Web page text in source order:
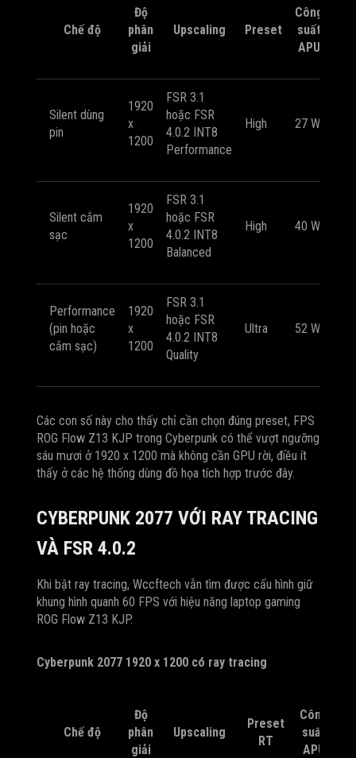
Chế độ
Độ
phân
giải
Upscaling Preset
Công
suất
APU
Silent dùng
pin
1920
x
1200
FSR 3.1
hoặc FSR
4.0.2 INT8
Performance
High 27 W
Silent cắm
sạc
1920
x
1200
FSR 3.1
hoặc FSR
4.0.2 INT8
Balanced
High 40 W
Performance
(pin hoặc
cắm sạc)
1920
x
1200
FSR 3.1
hoặc FSR
4.0.2 INT8
Quality
Ultra 52 W
Các con số này cho thấy chỉ cần chọn đúng preset, FPS
ROG Flow Z13 KJP trong Cyberpunk có thể vượt ngưỡng
sáu mươi ở 1920 x 1200 mà không cần GPU rời, điều ít
thấy ở các hệ thống dùng đồ họa tích hợp trước đây.
CYBERPUNK 2077 VỚI RAY TRACING
VÀ FSR 4.0.2
Khi bật ray tracing, Wccftech vẫn tìm được cấu hình giữ
khung hình quanh 60 FPS với hiệu năng laptop gaming
ROG Flow Z13 KJP.
Cyberpunk 2077 1920 x 1200 có ray tracing
Chế độ
Độ
phân
giải
Upscaling
Preset
RT
Công
suất
APU